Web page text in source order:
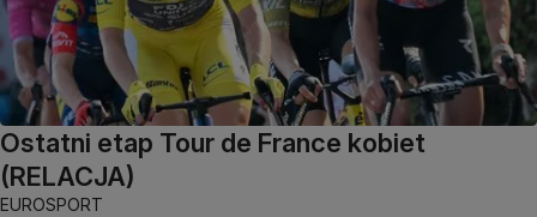
Ostatni etap Tour de France kobiet
(RELACJA)
EUROSPORT